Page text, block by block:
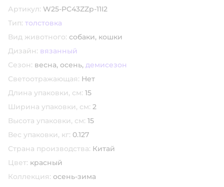
Артикул: W25-PC43ZZp-11I2
Тип: толстовка
Вид животного: собаки, кошки
Дизайн: вязанный
Сезон: весна, осень, демисезон
Светоотражающая: Нет
Длина упаковки, см: 15
Ширина упаковки, см: 2
Высота упаковки, см: 15
Вес упаковки, кг: 0.127
Страна производства: Китай
Цвет: красный
Коллекция: осень-зима